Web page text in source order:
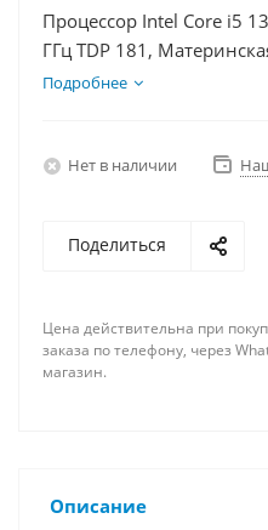
Процессор Intel Core i5
ГГц TDP 181,
Видеокарта RTX 3050
Подробнее
Нет в наличии
Поделиться
Цена действительна при
заказа по телефону, через
магазин.
Описание